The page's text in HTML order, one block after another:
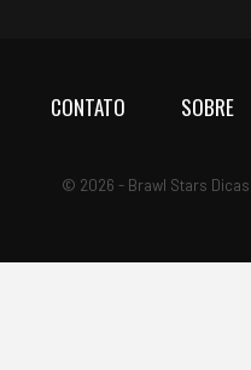
CONTATO SOBRE
© 2026 - Brawl Stars